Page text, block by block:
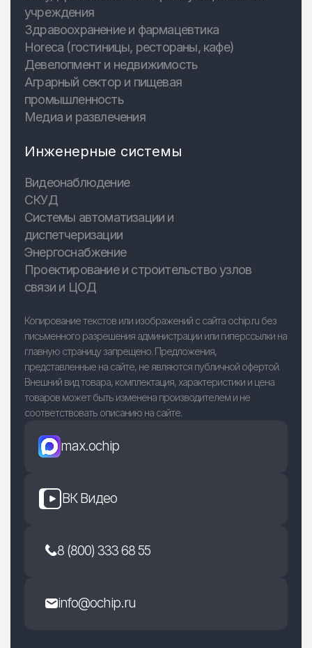
учреждения
Здравоохранение и фармацевтика
Horeca (гостиницы, рестораны, кафе)
Девелопмент и недвижимость
Аграрный сектор и пищевая
промышленность
Медиа и развлечения
Инженерные системы
Видеонаблюдение
СКУД
Системы автоматизации и
диспетчеризации
Энергоснабжение
Проектирование и строительство узлов
связи и ЦОД
Копирование текстов или изображений с сайта ochip.ru без
письменного разрешения администрации или гиперссылки на
главную страницу запрещено. Предложения,
представленные на сайте, не являются публичной офертой.
Внешний вид товара, комплектация, характеристики и цена
товаров может быть изменена производителем и не
соответствовать описанию на сайте.
max.ochip
ВК Видео
8 (800) 333 68 55
info@ochip.ru